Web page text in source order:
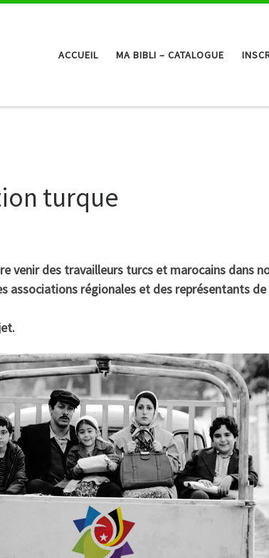
ACCUEIL MA BIBLI – CATALOGUE
turque
venir des travailleurs turcs et marocains dans
associations régionales et des représentants